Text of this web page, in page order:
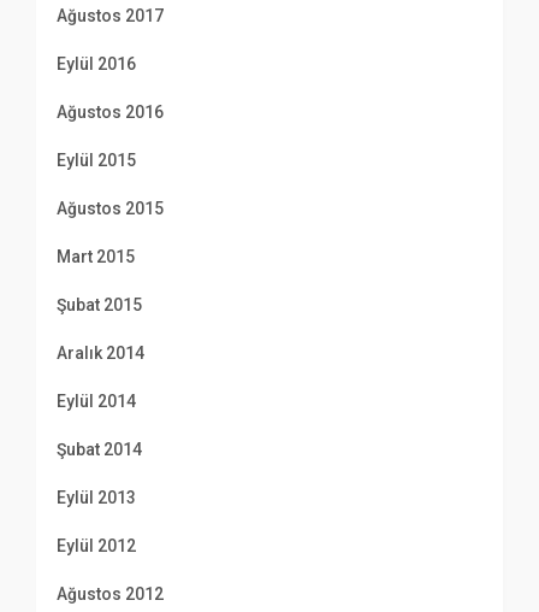
Ağustos 2017
Eylül 2016
Ağustos 2016
Eylül 2015
Ağustos 2015
Mart 2015
Şubat 2015
Aralık 2014
Eylül 2014
Şubat 2014
Eylül 2013
Eylül 2012
Ağustos 2012